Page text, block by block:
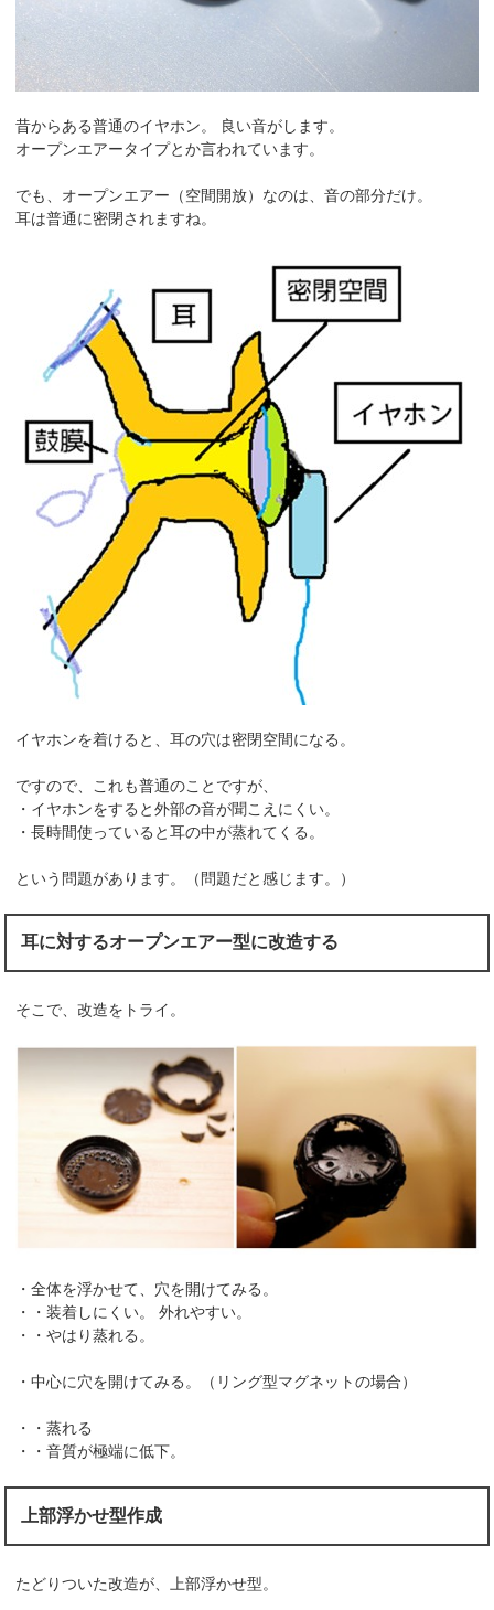
昔からある普通のイヤホン。 良い音がします。
オープンエアータイプとか言われています。
でも、オープンエアー（空間開放）なのは、音の部分だけ。
耳は普通に密閉されますね。
イヤホンを着けると、耳の穴は密閉空間になる。
ですので、これも普通のことですが、
・イヤホンをすると外部の音が聞こえにくい。
・長時間使っていると耳の中が蒸れてくる。
という問題があります。（問題だと感じます。）
耳に対するオープンエアー型に改造する
そこで、改造をトライ。
・全体を浮かせて、穴を開けてみる。
・・装着しにくい。 外れやすい。
・・やはり蒸れる。
・中心に穴を開けてみる。（リング型マグネットの場合）
・・蒸れる
・・音質が極端に低下。
上部浮かせ型作成
たどりついた改造が、上部浮かせ型。